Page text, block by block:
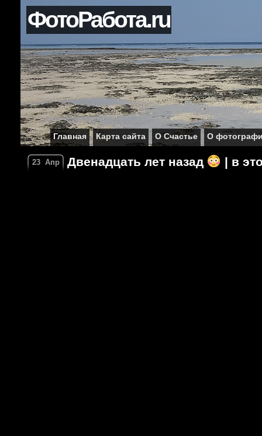
ФотоРабота.ru
Главная Карта сайта О Счастье О
23 Апр Двенадцать лет назад | в